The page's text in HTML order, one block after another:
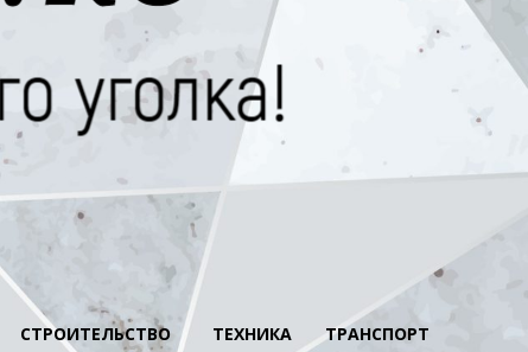
СТРОИТЕЛЬСТВО ТЕХНИКА ТРАНСПОРТ